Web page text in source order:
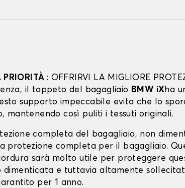
PRIORITÀ : OFFRIRVI LA MIGLIORE
il tappeto del bagagliaio BMW iXha
supporto impeccabile evita che lo
mantenendo così puliti i tessuti originali.
completa del bagagliaio, non
protezione completa per il bagagliaio.
sarà molto utile per proteggere
dimenticata e tuttavia altamente
per 1 anno.